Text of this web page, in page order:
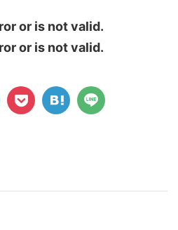
or is not valid.
or is not valid.